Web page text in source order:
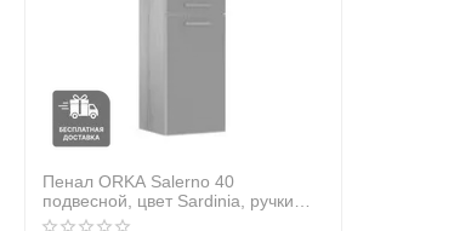
Пенал ORKA Salerno 40
подвесной, цвет Sardinia, ручки
золото, универсальный